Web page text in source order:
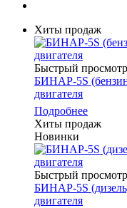
Хиты продаж
Быстрый просмотр
БИНАР-5S
двигателя
Подробнее
Хиты продаж
Новинки
Быстрый просмотр
БИНАР-5S
двигателя